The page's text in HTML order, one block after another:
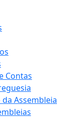
Contas
Assembleia